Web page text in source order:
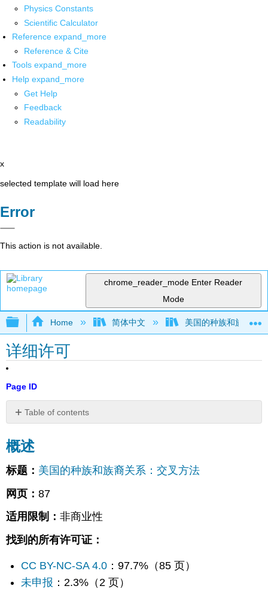
Physics Constants
Scientific Calculator
Reference expand_more
Reference & Cite
Tools expand_more
Help expand_more
Get Help
Feedback
Readability
x
selected template will load here
Error
This action is not available.
chrome_reader_mode Enter Reader
Mode
Expand/collapse global hierarchy
Home 简体中文 美国的种族和族裔关
详细许可
Page ID
Table of contents
述
按
页
概述
标题： 美国的种族和族裔关系：交叉方法
网页：87
适用限制：非商业性
找到的所有许可证：
CC BY-NC-SA 4.0 ：97.7%（85 页）
未申报 ：2.3%（2 页）